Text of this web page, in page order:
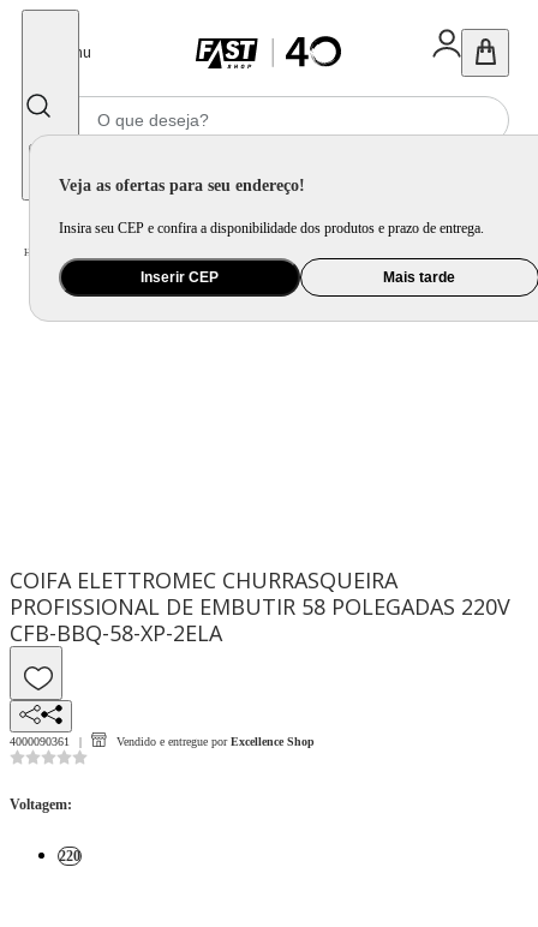
Menu
Veja as ofertas para seu endereço!
Insira seu CEP e confira a disponibilidade dos produtos e prazo de entrega.
Inserir CEP Mais tarde
Home
COIFA ELETTROMEC CHURRASQUEIRA
PROFISSIONAL DE EMBUTIR 58 POLEGADAS 220V
CFB-BBQ-58-XP-2ELA
4000090361 Vendido e entregue por Excellence Shop
Voltagem:
220